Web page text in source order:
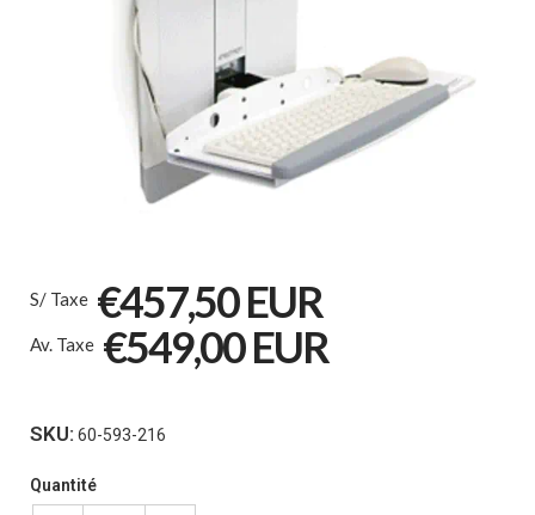
S/ Taxe €457,50 EUR
Av. Taxe €549,00 EUR
SKU: 60-593-216
Quantité